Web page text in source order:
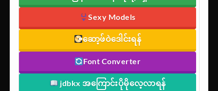
Sexy Models
ဆော့ဖ်ဝဲဒေါင်းရန်
Font Converter
jdbkx အကြောင်းပိုမိုလေ့လာရန်